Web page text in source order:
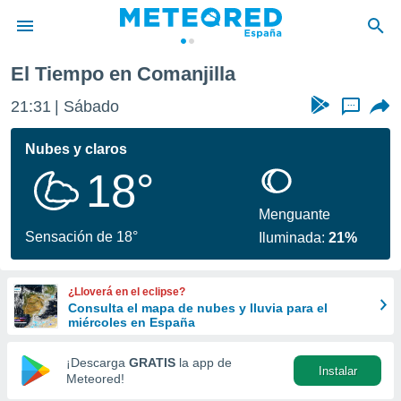
de
por
se
calidad.
a este
las
y
forma
digital
basada
El Tiempo en Comanjilla
21:31 Sábado ...
Nubes y claros
18°
Sensación de 18°
Menguante
Iluminada:21%
¿Lloverá en el eclipse?
Consulta el mapa de nubes y lluvia para el
miércoles en España
¡Descarga GRATIS la app de
Meteored!
Instalar